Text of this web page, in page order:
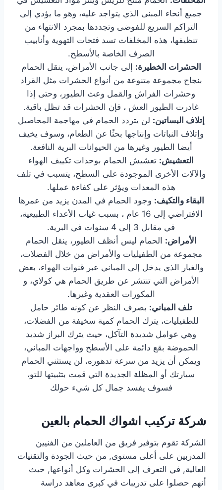
جميع أنحاء المبنى الذي يتواجد عليه، وهو ما يؤدي إلى
التراكم السريع للفوضى وتجددها بمجرد الانتهاء من
تنظيفها، هذه المخلفات تسد فتحات التهوية وأنابيب
الصرف الخاصة بالأسطح.
الحشرات الخطيرة: إلى جانب الأمراض، ينقل الحمام
بنجاح مجموعة متنوعة من أنواع الحشرات مثل القراد
وحشرات الفراش والقمل وعث الطيور، وحتى إذا
غادرت الطيور العش ، فإن الحشرات قد تظل باقية.
إتلاف البساتين: لن يتردد الحمام في مهاجمة المحاصيل
وإتلاف النباتات وإنتاجها بحثًا عن الطعام، وسوف يخيف
أيضا الطيور وغيرها من الحيوانات البرية النافعة.
التعشيش: تعشيش الحمام بوحدات تكييف الهواء
والآلات الأخرى الموجودة على السطح، يتسبب في تلف
هذه المعدات ويؤثر على كفاءة عملها.
البقاء والتكيف: وجود الحمام في المدن يزيد من عمرها
الافتراضي إلى 16 عام ، بسبب غياب الأعداء الطبيعية،
في مقابل 3 إلى 4 سنوات في البرية.
الأمراض: الحمام ليس أنظف الطيور، ينقل الحمام
مجموعة من الطفيليات والأمراض من خلال الفضلات،
والغبار الذي يدخل إلى المباني عبر قنوات الهواء، بعض
الأمراض التي تنتشر عن طريق الحمام هي كولاي، و
المكورات العقدية وغيرها.
تلف المباني: بصرف النظر عن كونه طائر حامل
للطفيليات، يترك الحمام كمية سخيفة من الفضلات،
وهي عوامل شديدة التآكل، حيث يترك البراز شديد
الحموضة بقع دائمة على الأسطح وواجهات المباني،
ويمكن أن يزيد من سرعة تدهوره، لن يستثني الحمام
سيارتك أو المظلة الجديدة التي قمت بتثبيتها للتو،
فسوف يفسد جمال كل شيء حولك
شركة تركيب اشواك الحمام بالعين
الشركة تقوم بتوفير فريق من العاملين من الفنيين
المدربين على أعلى مستوى, من حيث الجودة والتقنيات
العالية, في التعرف إلى الحشرات وكل أنواعها, حيث
أنهم حصلوا على تدريبات في كبرى معاهد دراسة